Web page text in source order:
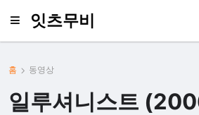
잇츠무비
홈 동영상
일루셔니스트